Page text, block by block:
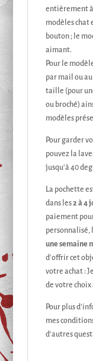
entièrement à
modèles chat
bouton ; le
aimant.
Pour le
par mail ou
taille (pour
ou broché)
modèles
Pour garder
pouvez la
jusqu'à 40
La pochette
dans les2 à 4
paiement
personnalisé,
une semaine
d'offrir cet
votre achat :
de votre
Pour plus
mes
d'autres